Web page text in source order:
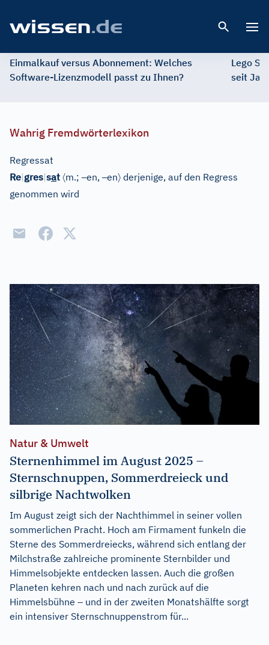
Einmalkauf versus Abonnement: Welches
Software-Lizenzmodell passt zu Ihnen?
Lego
seit
Wahrig Fremdwörterlexikon
Regressat
Re|gres|sat 〈m.;–en,–en〉 derjenige, auf den Regress
genommen wird
Natur & Umwelt
Sternenhimmel im August 2025 –
Sternschnuppen, Sommerdreieck und
silbrige Nachtwolken
Im August zeigt sich der Nachthimmel in seiner vollen
sommerlichen Pracht. Hoch am Firmament funkeln die
Sterne des Sommerdreiecks, während sich entlang der
Milchstraße zahlreiche prominente Sternbilder und
Himmelsobjekte entdecken lassen. Auch die großen
Planeten kehren nach und nach zurück auf die
Himmelsbühne – und in der zweiten Monatshälfte sorgt
ein intensiver Sternschnuppenstrom für...